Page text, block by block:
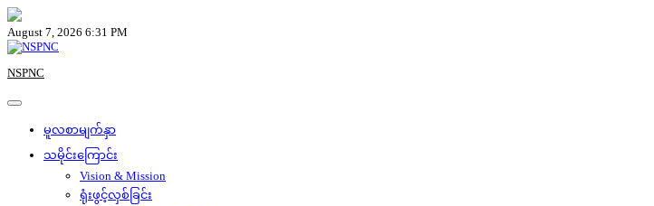
Skip
to
content
August 7, 2026 6:31 PM
NSPNC
မူလစာမျက်နှာ
သမိုင်းကြောင်း
Vision & Mission
ရုံးဖွင့်လှစ်ခြင်း